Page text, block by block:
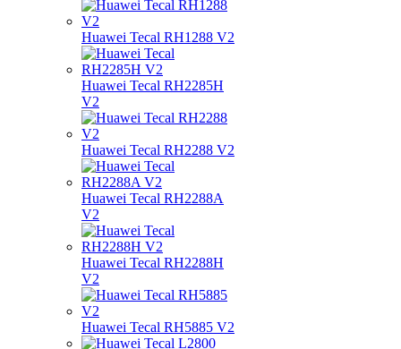
Huawei Tecal RH1288 V2
Huawei Tecal RH2285H
V2
Huawei Tecal RH2288 V2
Huawei Tecal RH2288A
V2
Huawei Tecal RH2288H
V2
Huawei Tecal RH5885 V2